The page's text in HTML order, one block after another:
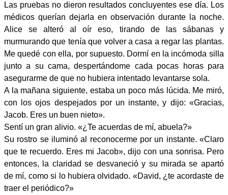
Las pruebas no dieron resultados concluyentes ese día. Los
médicos querían dejarla en observación durante la noche.
Alice se alteró al oír eso, tirando de las sábanas y
murmurando que tenía que volver a casa a regar las plantas.
Me quedé con ella, por supuesto. Dormí en la incómoda silla
junto a su cama, despertándome cada pocas horas para
asegurarme de que no hubiera intentado levantarse sola.
A la mañana siguiente, estaba un poco más lúcida. Me miró,
con los ojos despejados por un instante, y dijo: «Gracias,
Jacob. Eres un buen nieto».
Sentí un gran alivio. «¿Te acuerdas de mí, abuela?»
Su rostro se iluminó al reconocerme por un instante. «Claro
que te recuerdo. Eres mi Jacob», dijo con una sonrisa. Pero
entonces, la claridad se desvaneció y su mirada se apartó
de mí, como si lo hubiera olvidado. «David, ¿te acordaste de
traer el periódico?»